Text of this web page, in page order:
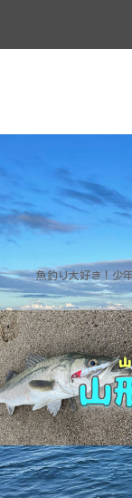
魚釣り大好き！少